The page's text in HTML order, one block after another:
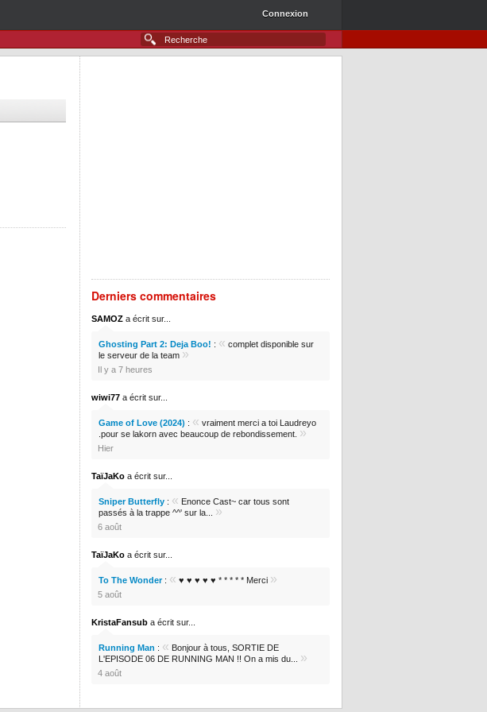
Connexion
Derniers commentaires
SAMOZ a écrit sur...
Ghosting Part 2: Deja Boo! : « complet disponible sur
le serveur de la team »
Il y a 7 heures
wiwi77 a écrit sur...
Game of Love (2024) : « vraiment merci a toi Laudreyo
.pour se lakorn avec beaucoup de rebondissement. »
Hier
TaïJaKo a écrit sur...
Sniper Butterfly : « Enonce Cast~ car tous sont
passés à la trappe ^^' sur la... »
6 août
TaïJaKo a écrit sur...
To The Wonder: « ♥ ♥ ♥ ♥ ♥ * * * * * Merci »
5 août
KristaFansub a écrit sur...
Running Man : « Bonjour à tous, SORTIE DE
L'EPISODE 06 DE RUNNING MAN !! On a mis du... »
4 août